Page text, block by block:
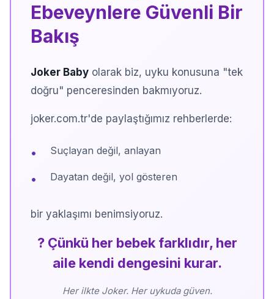
Ebeveynlere Güvenli Bir
Bakış
Joker Baby olarak biz, uyku konusuna "tek
doğru" penceresinden bakmıyoruz.
joker.com.tr'de paylaştığımız rehberlerde:
• Suçlayan değil, anlayan
• Dayatan değil, yol gösteren
bir yaklaşımı benimsiyoruz.
? Çünkü her bebek farklıdır, her
aile kendi dengesini kurar.
Her ilkte Joker. Her uykuda güven.